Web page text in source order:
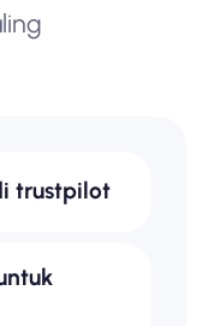
trustpilot